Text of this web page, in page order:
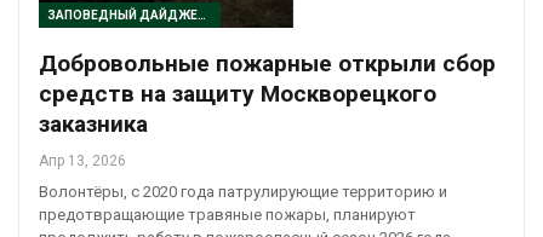
ЗАПОВЕДНЫЙ ДАЙДЖЕСТ
Добровольные пожарные открыли сбор
средств на защиту Москворецкого
заказника
Апр 13, 2026
Волонтёры, с 2020 года патрулирующие территорию и
предотвращающие травяные пожары, планируют